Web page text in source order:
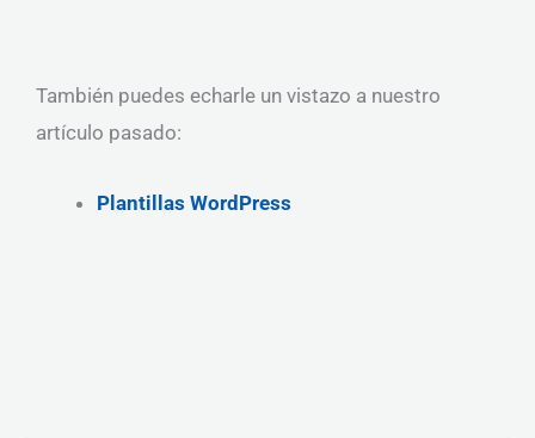
También puedes echarle un vistazo a nuestro
artículo pasado:
Plantillas WordPress